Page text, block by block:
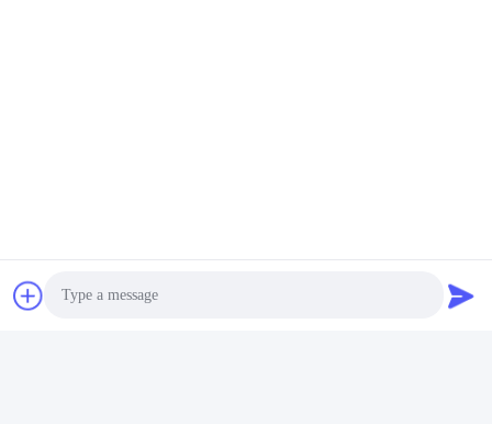
IP55 YB3 防爆モーター メー
YB3 18.5kw 防爆電動モータ